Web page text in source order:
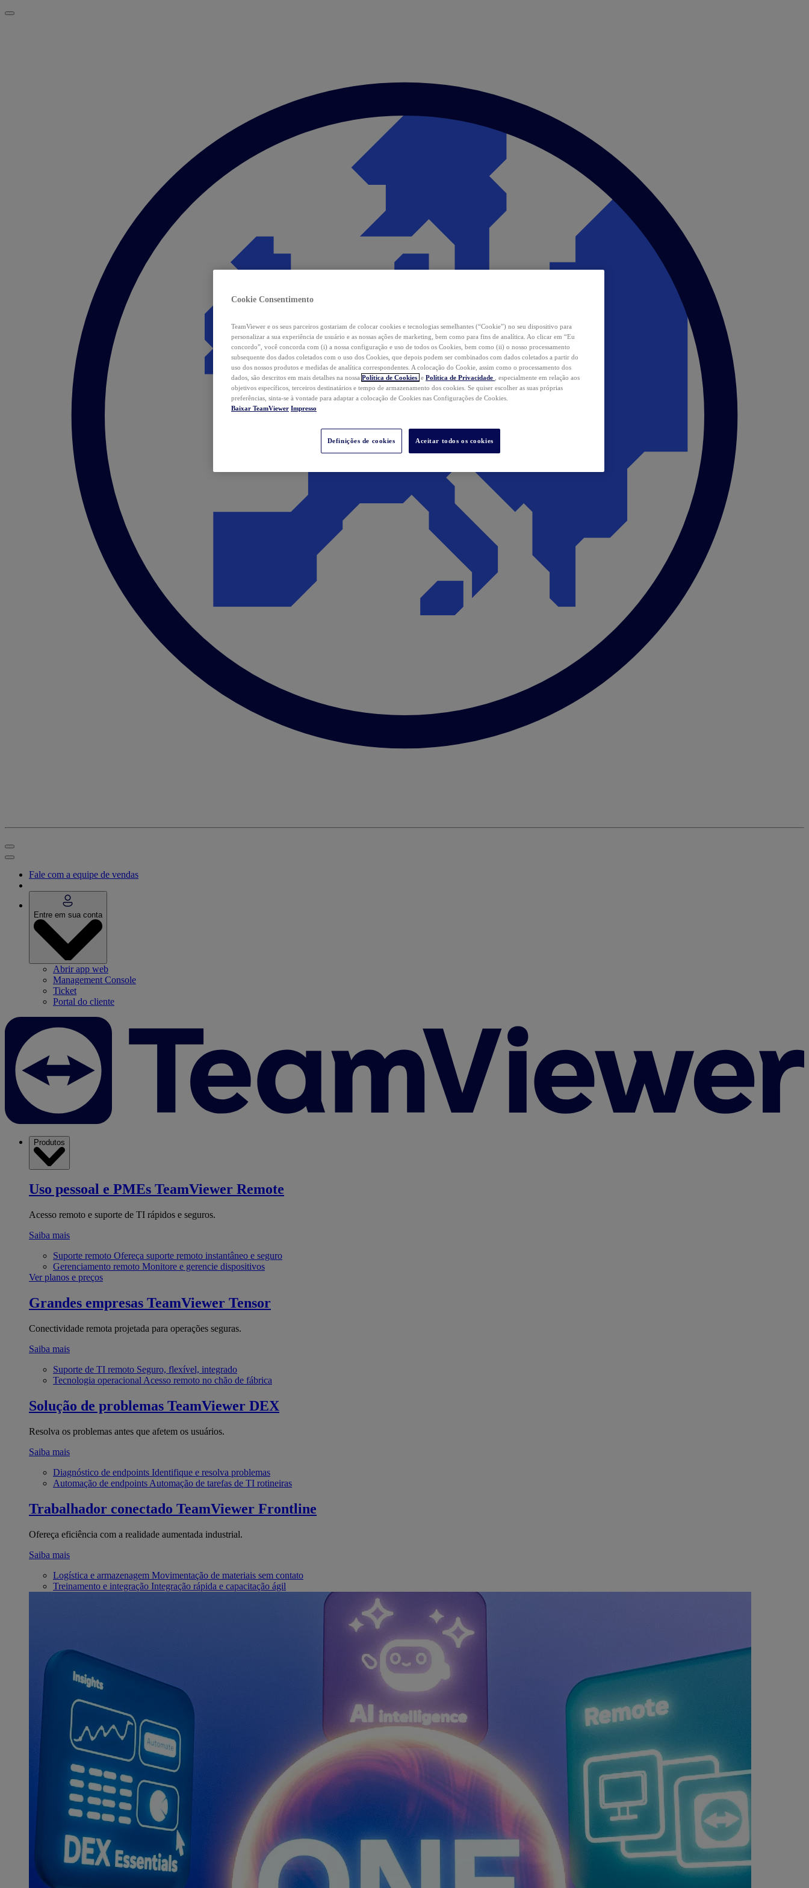
Fale com a equipe de vendas
Entre em sua conta
Abrir app web
Management Console
Ticket
Portal do cliente
Produtos
Uso pessoal e PMEs TeamViewer Remote
Acesso remoto e suporte de TI rápidos e seguros.
Saiba mais
Suporte remoto Ofereça suporte remoto instantâneo e seguro
Gerenciamento remoto Monitore e gerencie dispositivos
Ver planos e preços
Grandes empresas TeamViewer Tensor
Conectividade remota projetada para operações seguras.
Saiba mais
Suporte de TI remoto Seguro, flexível, integrado
Tecnologia operacional Acesso remoto no chão de fábrica
Solução de problemas TeamViewer DEX
Resolva os problemas antes que afetem os usuários.
Saiba mais
Diagnóstico de endpoints Identifique e resolva problemas
Automação de endpoints Automação de tarefas de TI rotineiras
Trabalhador conectado TeamViewer Frontline
Ofereça eficiência com a realidade aumentada industrial.
Saiba mais
Logística e armazenagem Movimentação de materiais sem contato
Treinamento e integração Integração rápida e capacitação ágil
Cookie Consentimento
TeamViewer e os seus parceiros gostariam de colocar cookies e tecnologias semelhantes (“Cookie”) no seu dispositivo para
personalizar a sua experiência de usuário e as nossas ações de marketing, bem como para fins de analítica. Ao clicar em “Eu
concordo”, você concorda com (i) a nossa configuração e uso de todos os Cookies, bem como (ii) o nosso processamento
subsequente dos dados coletados com o uso dos Cookies, que depois podem ser combinados com dados coletados a partir do
uso dos nossos produtos e medidas de analítica correspondentes. A colocação do Cookie, assim como o processamento dos
dados, são descritos em mais detalhes na nossa Política de Cookies e Política de Privacidade
, especialmente em relação aos
objetivos específicos, terceiros destinatários e tempo de armazenamento dos cookies. Se quiser escolher as suas próprias
preferências, sinta-se à vontade para adaptar a colocação de Cookies nas Configurações de Cookies.
Baixar TeamViewer Impresso
Definições de cookies Aceitar todos os cookies